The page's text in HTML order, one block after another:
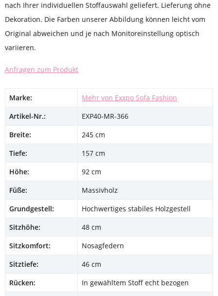
nach Ihrer individuellen Stoffauswahl geliefert. Lieferung ohne
Dekoration. Die Farben unserer Abbildung können leicht vom
Original abweichen und je nach Monitoreinstellung optisch
variieren.
Anfragen zum Produkt
Marke:
Mehr von Exxpo Sofa Fashion
Artikel-Nr.:
EXP40-MR-366
Breite:
245 cm
Tiefe:
157 cm
Höhe:
92 cm
Füße:
Massivholz
Grundgestell:
Hochwertiges stabiles Holzgestell
Sitzhöhe:
48 cm
Sitzkomfort:
Nosagfedern
Sitztiefe:
46 cm
Rücken:
In gewähltem Stoff echt bezogen